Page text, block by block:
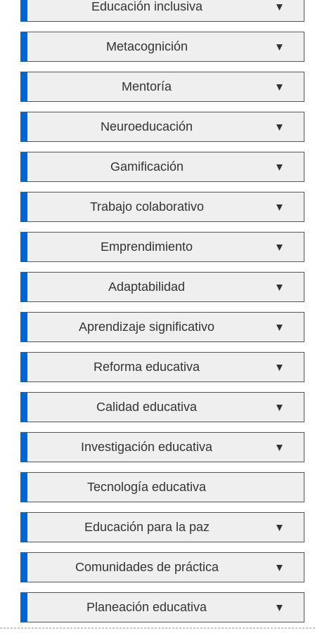
Educación inclusiva ▼
Metacognición ▼
Mentoría ▼
Neuroeducación ▼
Gamificación ▼
Trabajo colaborativo ▼
Emprendimiento ▼
Adaptabilidad ▼
Aprendizaje significativo ▼
Reforma educativa ▼
Calidad educativa ▼
Investigación educativa ▼
Tecnología educativa
Educación para la paz ▼
Comunidades de práctica ▼
Planeación educativa ▼